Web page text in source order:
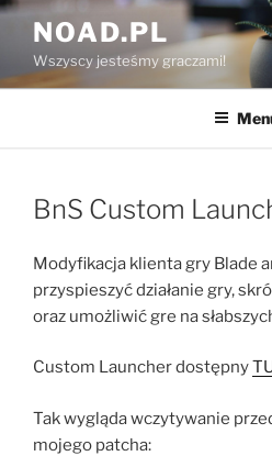
Przejdź
treści
NOAD.PL
Wszyscy jesteśmy graczami!
BnS Custom
Modyfikacja klienta gry Blade
przyspieszyć działanie gry,
oraz umożliwić gre na
Custom Launcher dostępny
Tak wygląda wczytywanie
mojego patcha: